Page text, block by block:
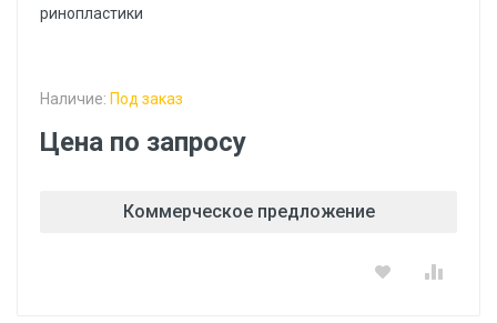
ринопластики
Наличие: Под заказ
Цена по запросу
Коммерческое предложение